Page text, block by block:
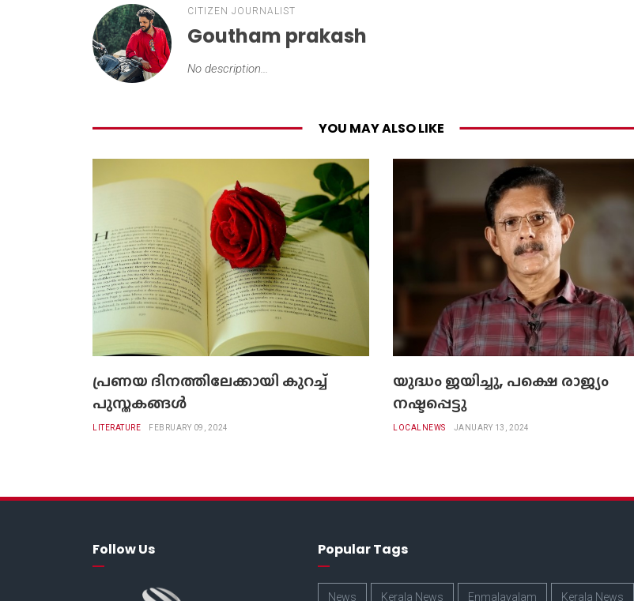
CITIZEN JOURNALIST
Goutham prakash
No description...
YOU MAY ALSO LIKE
പ്രണയ ദിനത്തിലേക്കായി കുറച്ച്
പുസ്തകങ്ങൾ
LITERATURE FEBRUARY 09, 2024
യുദ്ധം ജയിച്ചു, പക്ഷെ രാജ്യം
നഷ്ടപ്പെട്ടു
LOCALNEWS JANUARY 13, 2024
Follow Us Popular Tags
News Kerala News Enmalayalam Kerala News